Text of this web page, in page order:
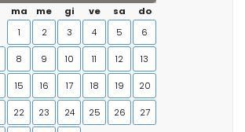
ma me gi ve sa
do
1
2 3 4 5 6
8 9 10 11 12 13
15 16 17 18 19 20
22 23 24 25 26 27